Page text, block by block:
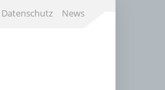
Datenschutz News